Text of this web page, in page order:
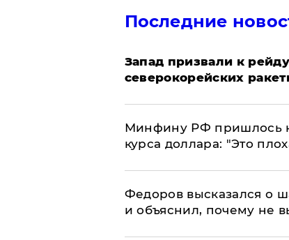
Последние
Запад призвали к
северокорейских
Минфину РФ пришлось
курса доллара: "Это
Федоров высказался о
и объяснил, почему не